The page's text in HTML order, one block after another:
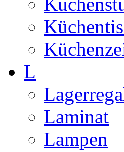
L
Laminat
Lampen